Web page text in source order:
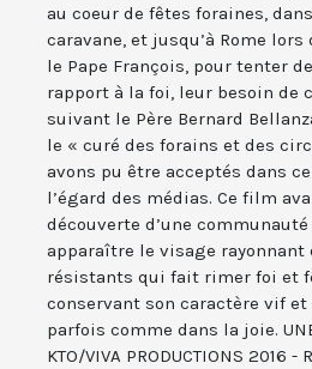
au coeur de fêtes foraines,
caravane, et jusqu’à Rome lors
le Pape François, pour tenter
rapport à la foi, leur besoin de
suivant le Père Bernard
le « curé des forains et des
avons pu être acceptés dans
l’égard des médias. Ce film
découverte d’une
apparaître le visage rayonnant
résistants qui fait rimer foi et
conservant son caractère vif
parfois comme dans la joie. UNE
KTO/VIVA PRODUCTIONS 2016